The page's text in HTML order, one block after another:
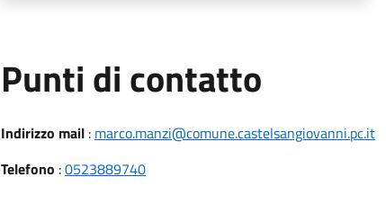
Punti di contatto
Indirizzo mail: marco.manzi@comune.castelsangiovanni.pc.it
Telefono :0523889740